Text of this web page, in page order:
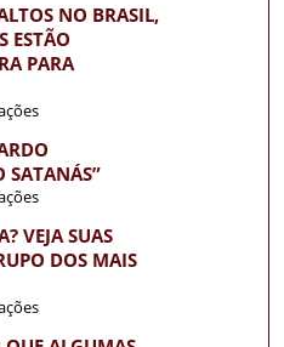
NO BRASIL,
ESTÃO
PARA
SATANÁS”
VEJA SUAS
DOS MAIS